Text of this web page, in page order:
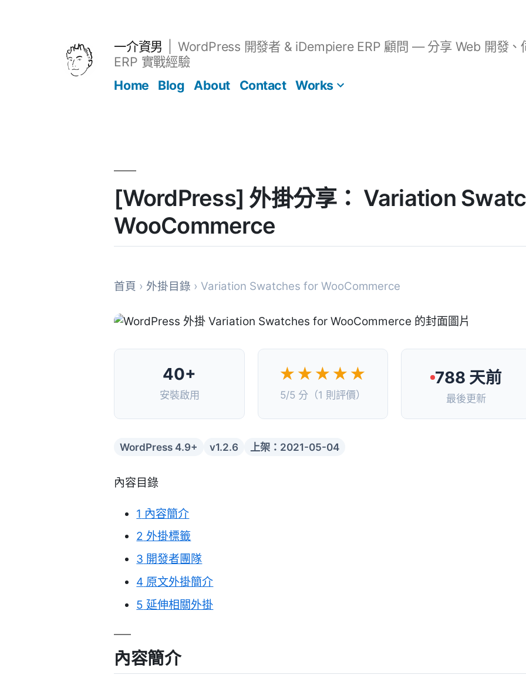
一介資男
WordPress 開發者 & iDempiere ERP 顧問 — 分享 Web 開發、
ERP 實戰經驗
Home
Blog About Contact Works
[WordPress] 外掛分享： Variation
WooCommerce
首頁 › 外掛目錄 › Variation Swatches for WooCommerce
40+
安裝啟用
★★★★★
5/5 分（1 則評價）
788 天前
最後更新
WordPress 4.9+ v1.2.6 上架：2021-05-04
內容目錄
1 內容簡介
2 外掛標籤
3 開發者團隊
4 原文外掛簡介
5 延伸相關外掛
內容簡介